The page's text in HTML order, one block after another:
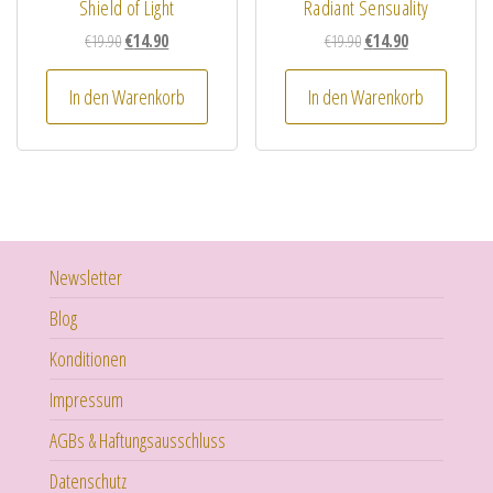
Shield of Light
€19.90Ursprünglicher Preis war: €19.90
€14.90Aktueller Preis ist: €14.90.
In den Warenkorb
Radiant Sensuality
€19.90 Ursprünglicher Preis
€14.90Aktueller Preis
In den Warenkorb
Newsletter
Blog
Konditionen
Impressum
AGBs & Haftungsausschluss
Datenschutz